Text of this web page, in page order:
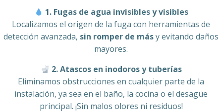
1. Fugas de agua invisibles y visibles
Localizamos el origen de la fuga con herramientas de
detección avanzada, sin romper de másy evitando daños
mayores.
2. Atascos en inodoros y tuberías
Eliminamos obstrucciones en cualquier parte de la
instalación, ya sea en el baño, la cocina o el desagüe
principal. ¡Sin malos olores ni residuos!